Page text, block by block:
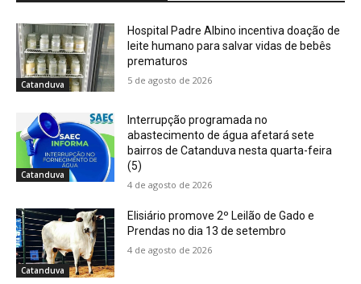
Catanduva
Hospital Padre Albino incentiva doação de
leite humano para salvar vidas de bebês
prematuros
5 de agosto de 2026
Catanduva
Interrupção programada no
abastecimento de água afetará sete
bairros de Catanduva nesta quarta-feira
(5)
4 de agosto de 2026
Catanduva
Elisiário promove 2º Leilão de Gado e
Prendas no dia 13 de setembro
4 de agosto de 2026